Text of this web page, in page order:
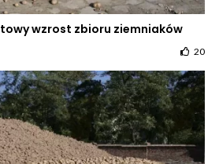
wzrost zbioru ziemniaków
20